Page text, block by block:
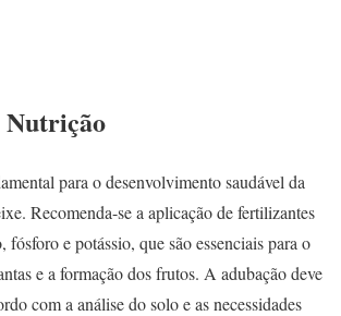
Nutrição
para o desenvolvimento saudável da
Recomenda-se a aplicação de fertilizantes
e potássio, que são essenciais para o
e a formação dos frutos. A adubação deve
com a análise do solo e as necessidades